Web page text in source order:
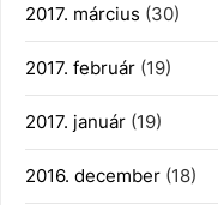
2017. március (30)
2017. február (19)
2017. január (19)
2016. december (18)